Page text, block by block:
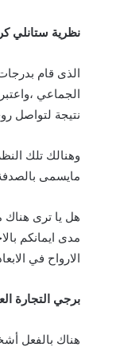
نظرية ستانلي
الذى قام
الجماعي
نتيجة لتواصل
وهنالك تلك
مايسمى
هل يا ترى هناك
مدى ايمانكم
الارواح في
برجي التجارة
هناك بالفعل